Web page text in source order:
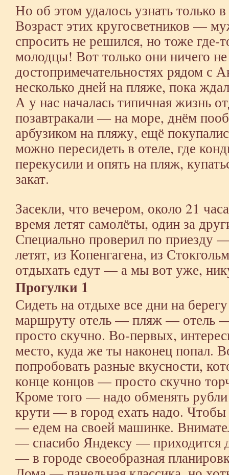
Но об этом удалось узнать только
Возраст этих кругосветников —
спросить не решился, но тоже
молодцы! Вот только они ничего
достопримечательностях рядом с
несколько дней на пляже, пока
А у нас началась типичная жизнь
позавтракали — на море, днём
арбузиком на пляжу, ещё
можно пересидеть в отеле, где
перекусили и опять на пляж,
закат.
Засекли, что вечером, около 21
время летят самолёты, один за
Специально проверил по приезду
летят, из Копенгагена, из
отдыхать едут — а мы вот уже,
Прогулки 1
Сидеть на отдыхе все дни на
маршруту отель — пляж — отель
просто скучно. Во-первых,
место, куда же ты наконец попал.
попробовать разные вкусности,
конце концов — просто скучно
Кроме того — надо обменять
крути — в город ехать надо. Чтобы
— едем на своей машинке.
— спасибо Яндексу — приходится
— в городе своеобразная